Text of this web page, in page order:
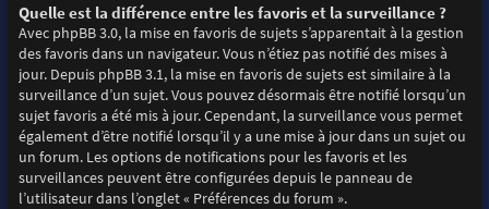
Quelle est la différence entre les favoris et la surveillance ?
Avec phpBB 3.0, la mise en favoris de sujets s’apparentait à la gestion
des favoris dans un navigateur. Vous n’étiez pas notifié des mises à
jour. Depuis phpBB 3.1, la mise en favoris de sujets est similaire à la
surveillance d’un sujet. Vous pouvez désormais être notifié lorsqu’un
sujet favoris a été mis à jour. Cependant, la surveillance vous permet
également d’être notifié lorsqu’il y a une mise à jour dans un sujet ou
un forum. Les options de notifications pour les favoris et les
surveillances peuvent être configurées depuis le panneau de
l’utilisateur dans l’onglet « Préférences du forum ».